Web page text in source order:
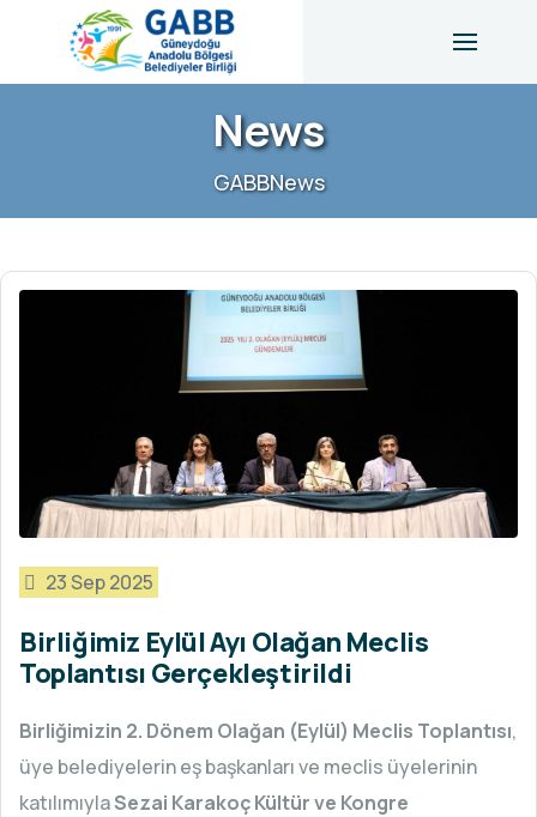
News
GABBNews
23 Sep 2025
Birliğimiz Eylül Ayı Olağan Meclis
Toplantısı Gerçekleştirildi
Birliğimizin 2. Dönem Olağan (Eylül) Meclis Toplantısı,
üye belediyelerin eş başkanları ve meclis üyelerinin
katılımıylaSezai Karakoç Kültür ve Kongre